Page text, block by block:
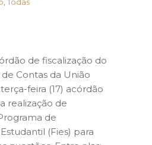
,Todas
de fiscalização do
de Contas da União
feira (17) acórdão
realização de
de
(Fies) para